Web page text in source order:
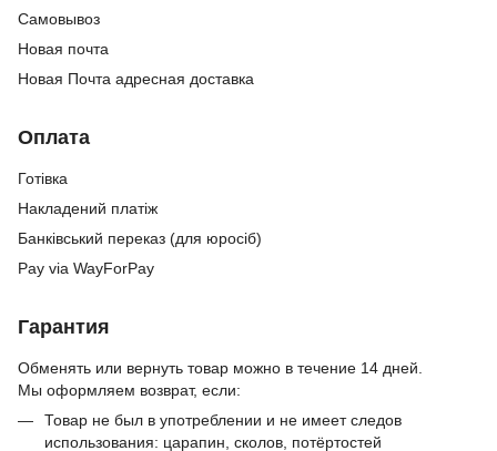
Cамовывоз
Новая почта
Новая Почта адресная доставка
Оплата
Готівка
Накладений платіж
Банківський переказ (для юросіб)
Pay via WayForPay
Гарантия
Обменять или вернуть товар можно в течение 14 дней.
Мы оформляем возврат, если:
Товар не был в употреблении и не имеет следов
использования: царапин, сколов, потёртостей